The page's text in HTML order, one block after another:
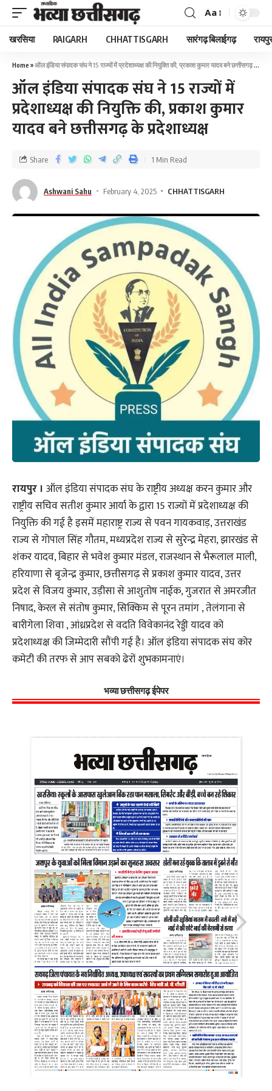
Aa
खरसिया RAIGARH CHHATTISGARH सारंगढ़ बिलाईगढ़
Home »ऑल इंडिया संपादक संघ ने 15 राज्यों में प्रदेशाध्यक्ष की नियुक्ति की, प्रकाश कुमार यादव बने छत्तीसगढ़ के प्रदेशाध्यक्ष
ऑल इंडिया संपादक संघ ने 15 राज्यों में
प्रदेशाध्यक्ष की नियुक्ति की, प्रकाश कुमार
यादव बने छत्तीसगढ़ के प्रदेशाध्यक्ष
Ashwani Sahu February 4, 2025 CHHATTISGARH
Share 1 Min Read
रायपुर । ऑल इंडिया संपादक संघ के राष्ट्रीय अध्यक्ष करन कुमार और
राष्ट्रीय सचिव सतीश कुमार आर्या के द्वारा 15 राज्यों में प्रदेशाध्यक्ष की
नियुक्ति की गई है इसमें महाराष्ट्र राज्य से पवन गायकवाड़, उत्तराखंड
राज्य से गोपाल सिंह गौतम, मध्यप्रदेश राज्य से सुरेन्द्र मेहरा, झारखंड से
शंकर यादव, बिहार से भवेश कुमार मंडल, राजस्थान से भैरूलाल माली,
हरियाणा से बृजेन्द्र कुमार, छत्तीसगढ़ से प्रकाश कुमार यादव, उत्तर
प्रदेश से विजय कुमार, उड़ीसा से आशुतोष नाईक, गुजरात से अमरजीत
निषाद, केरल से संतोष कुमार, सिक्किम से पूरन तमांग , तेलंगाना से
बारीगेला शिवा , आंध्रप्रदेश से वदति विवेकानंद रेड्डी यादव को
प्रदेशाध्यक्ष की जिम्मेदारी सौंपी गई है। ऑल इंडिया संपादक संघ कोर
कमेटी की तरफ से आप सबको ढेरों शुभकामनाएं।
भव्या छत्तीसगढ़ ईपेपर